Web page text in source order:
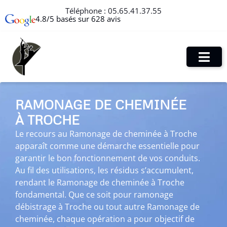
Téléphone : 05.65.41.37.55
4.8/5 basés sur 628 avis
RAMONAGE DE CHEMINÉE
À TROCHE
Le recours au Ramonage de cheminée à Troche
apparaît comme une démarche essentielle pour
garantir le bon fonctionnement de vos conduits.
Au fil des utilisations, les résidus s’accumulent,
rendant le Ramonage de cheminée à Troche
fondamental. Que ce soit pour ramonage
débistrage à Troche ou tout autre Ramonage de
cheminée, chaque opération a pour objectif de